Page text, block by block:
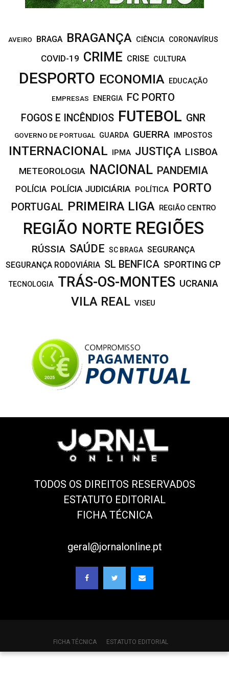
AVEIRO BRAGA BRAGANÇA CIÊNCIA CORONAVÍRUS
COVID-19 CRIME CRISE CULTURA
DESPORTO ECONOMIA EDUCAÇÃO
EMPRESAS ENERGIA FC PORTO
FOGOS E INCÊNDIOS FUTEBOL GNR
GOVERNO DE PORTUGAL GUARDA GUERRA IMPOSTOS
INTERNACIONAL IPMA JUSTIÇA LISBOA
METEOROLOGIA NACIONAL PANDEMIA
POLÍCIA POLÍCIA JUDICIÁRIA POLÍTICA PORTO
PORTUGAL PRIMEIRA LIGA REGIÃO CENTRO
REGIÃO NORTE REGIÕES
RÚSSIA SAÚDE SC BRAGA SEGURANÇA
SEGURANÇA RODOVIÁRIA SL BENFICA SPORTING CP
TECNOLOGIA TRÁS-OS-MONTES UCRANIA
VILA REAL VISEU
TODOS OS DIREITOS RESERVADOS
ESTATUTO EDITORIAL
FICHA TÉCNICA
geral@jornalonline.pt
FICHA TÉCNICA ESTATUTO EDITORIAL